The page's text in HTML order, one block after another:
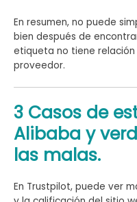
En resumen, no puede
bien después de
etiqueta no tiene
proveedor.
3 Casos de
Alibaba y
las malas.
En Trustpilot, puede ver